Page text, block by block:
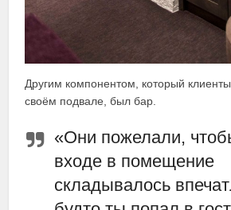
Другим компонентом, который
своём подвале, был бар.
«Они пожелали,
входе в помещение
складывалось